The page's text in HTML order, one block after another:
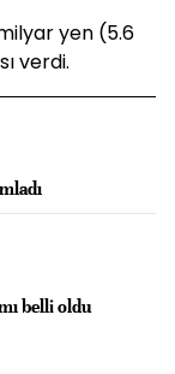
yen (5.6
verdi.
belli oldu